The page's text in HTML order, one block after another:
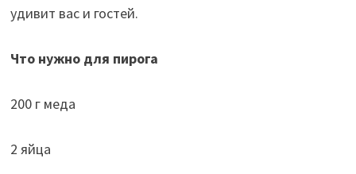
удивит вас и гостей.
Что нужно для пирога
200 г меда
2 яйца